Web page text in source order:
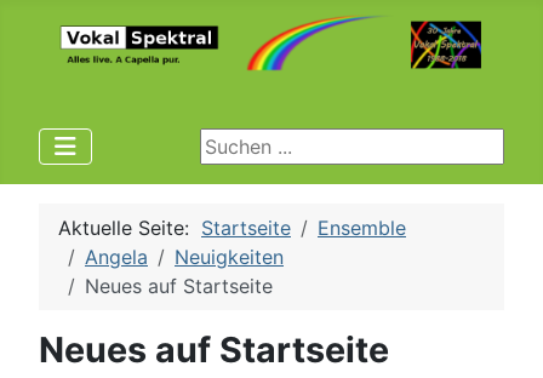
Suchen ...
Aktuelle Seite: Startseite
Ensemble
Angela
Neuigkeiten
Neues auf Startseite
Neues auf Startseite